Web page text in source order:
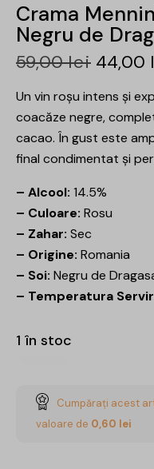
Crama
Negru de
59,00lei 44,00
Un vin roșu intens și
coacăze negre,
cacao. În gust este
final condimentat și
– Alcool: 14.5%
– Culoare: Rosu
– Zahar: Sec
– Origine: Romania
– Soi: Negru de
– Temperatura
1 în stoc
Cumpărați acest
valoare de 0,60 lei